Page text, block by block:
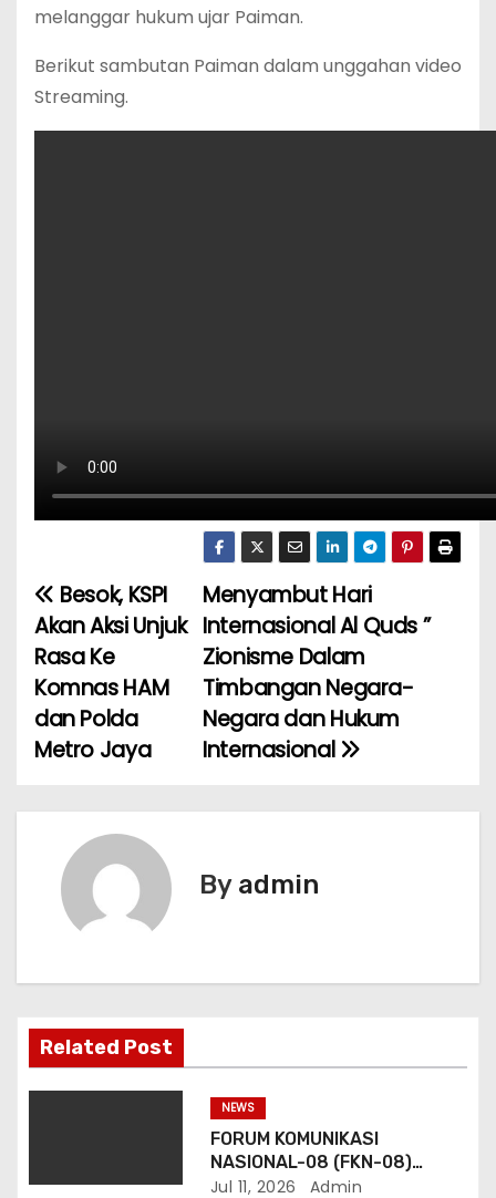
melanggar hukum ujar Paiman.
Berikut sambutan Paiman dalam unggahan video
Streaming.
N
a
v
i
p
o
s
Menyambut Hari
Internasional Al Quds ”
Zionisme Dalam
Timbangan Negara-
Negara dan Hukum
Internasional
Besok, KSPI
Akan Aksi Unjuk
Rasa Ke
Komnas HAM
dan Polda
Metro Jaya
By admin
Related Post
NEWS
FORUM KOMUNIKASI
NASIONAL-08 (FKN-08)
Dukung Program
Jul 11, 2026 Admin